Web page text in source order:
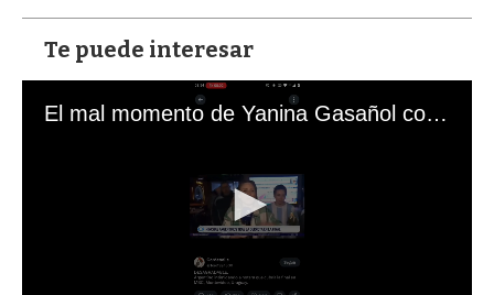
Te puede interesar
El mal momento de Yanina Gasañol con un hincha argentino en "Subrayado"